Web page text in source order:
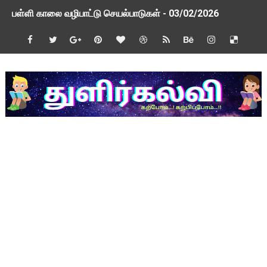
பள்ளி காலை வழிபாட்டு செயல்பாடுகள் - 03/02/2026
பள்ளி காலை வழிபாட்டு செயல்பாடுகள் - 26/01/2026
ஆசிரியர் தகுதித் தேர்வு விவகாரம் மத்திய அமைச்சரிடம் முறையீடு
பள்ளி காலை வழிபாட்டு செயல்பாடுகள் - 09/01/2026